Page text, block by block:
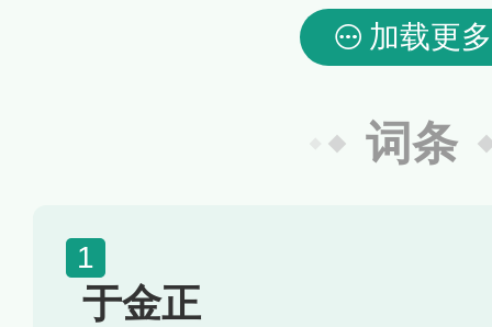
加载更多
词条
于金正